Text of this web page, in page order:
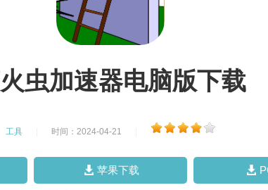
虫加速器电脑版下载
工具 时间：2024-04-21
苹果下载